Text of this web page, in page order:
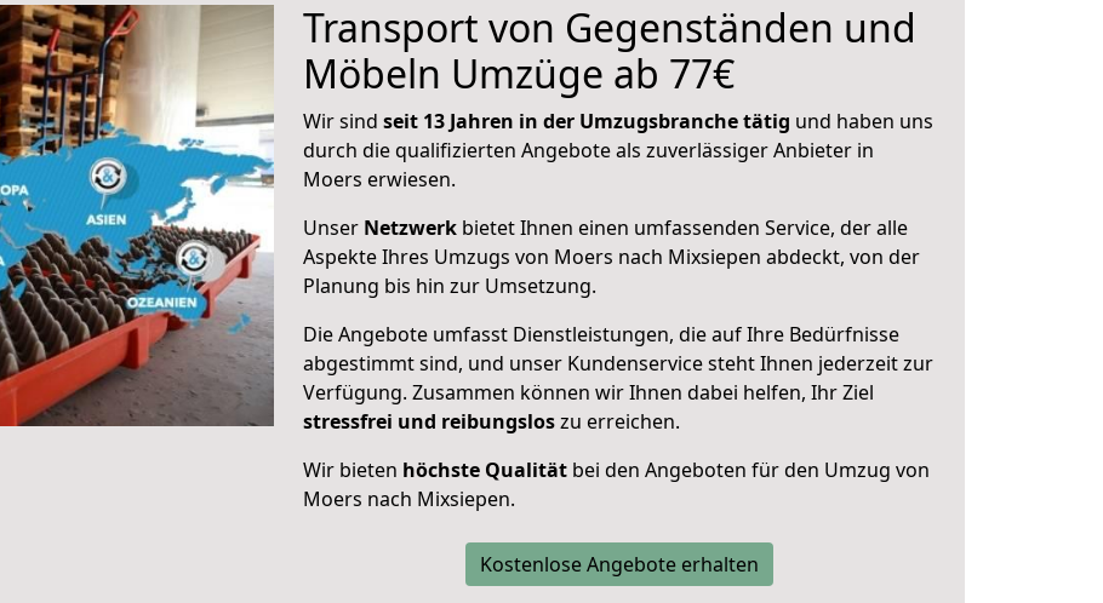
Transport von Gegenständen und
Möbeln Umzüge ab 77€
Wir sind seit 13 Jahren in der Umzugsbranche tätig und haben uns
durch die qualifizierten Angebote als zuverlässiger Anbieter in
Moers erwiesen.
Unser Netzwerk bietet Ihnen einen umfassenden Service, der alle
Aspekte Ihres Umzugs von Moers nach Mixsiepen abdeckt, von der
Planung bis hin zur Umsetzung.
Die Angebote umfasst Dienstleistungen, die auf Ihre Bedürfnisse
abgestimmt sind, und unser Kundenservice steht Ihnen jederzeit zur
Verfügung. Zusammen können wir Ihnen dabei helfen, Ihr Ziel
stressfrei und reibungsloszu erreichen.
Wir bieten höchste Qualität bei den Angeboten für den Umzug von
Moers nach Mixsiepen.
Kostenlose Angebote erhalten